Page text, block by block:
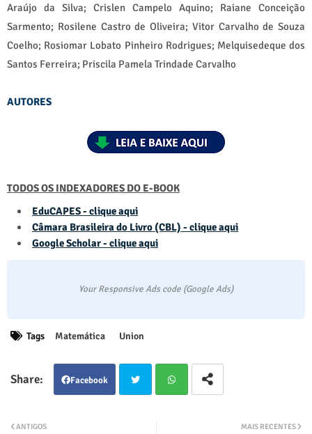
Araújo da Silva; Crislen Campelo Aquino; Raiane Conceição
Sarmento; Rosilene Castro de Oliveira; Vitor Carvalho de Souza
Coelho; Rosiomar Lobato Pinheiro Rodrigues; Melquisedeque dos
Santos Ferreira; Priscila Pamela Trindade Carvalho
AUTORES
TODOS OS INDEXADORES DO E-BOOK
EduCAPES - clique aqui
Câmara Brasileira do Livro (CBL) - clique aqui
Google Scholar - clique aqui
Your Responsive Ads code (Google Ads)
Tags Matemática Union
Facebook
MAIS RECENTES
ANTIGOS